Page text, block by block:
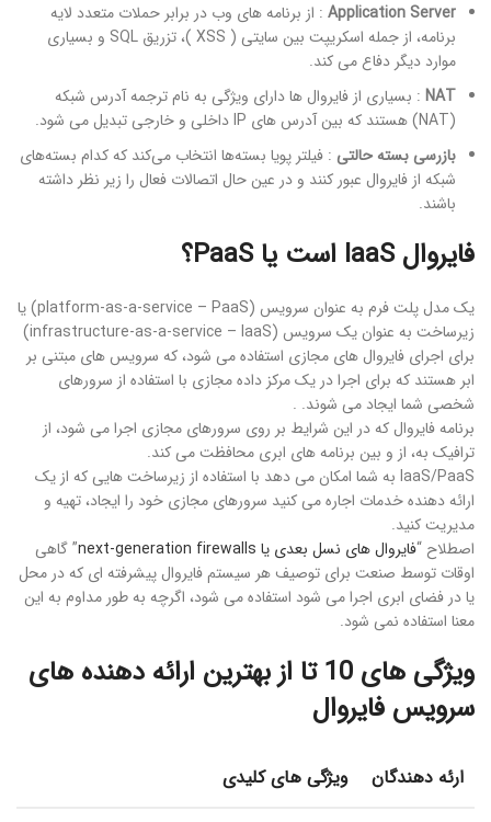
Application Server : از برنامه های وب در برابر حملات متعدد لایه
برنامه، از جمله اسکریپت بین سایتی ( XSS )، تزریق SQL و بسیاری
موارد دیگر دفاع می کند.
NAT : بسیاری از فایروال ها دارای ویژگی به نام ترجمه آدرس شبکه
(NAT) هستند که بین آدرس های IP داخلی و خارجی تبدیل می شود.
بازرسی بسته حالتی : فیلتر پویا بسته‌ها انتخاب می‌کند که کدام بسته‌های
شبکه از فایروال عبور کنند و در عین حال اتصالات فعال را زیر نظر داشته
باشند.
فایروال IaaS است یا PaaS؟
یک مدل پلت فرم به عنوان سرویس (platform-as-a-service – PaaS) یا
زیرساخت به عنوان یک سرویس (infrastructure-as-a-service – IaaS)
برای اجرای فایروال های مجازی استفاده می شود، که سرویس های مبتنی بر
ابر هستند که برای اجرا در یک مرکز داده مجازی با استفاده از سرورهای
شخصی شما ایجاد می شوند. .
برنامه فایروال که در این شرایط بر روی سرورهای مجازی اجرا می شود، از
ترافیک به، از و بین برنامه های ابری محافظت می کند.
IaaS/PaaS به شما امکان می دهد با استفاده از زیرساخت هایی که از یک
ارائه دهنده خدمات اجاره می کنید سرورهای مجازی خود را ایجاد، تهیه و
مدیریت کنید.
اصطلاح “فایروال های نسل بعدی یا next-generation firewalls
” گاهی
اوقات توسط صنعت برای توصیف هر سیستم فایروال پیشرفته ای که در محل
یا در فضای ابری اجرا می شود استفاده می شود، اگرچه به طور مداوم به این
معنا استفاده نمی شود.
ویژگی های 10 تا از بهترین ارائه دهنده های
سرویس فایروال
ارئه دهندگان ویژگی های کلیدی